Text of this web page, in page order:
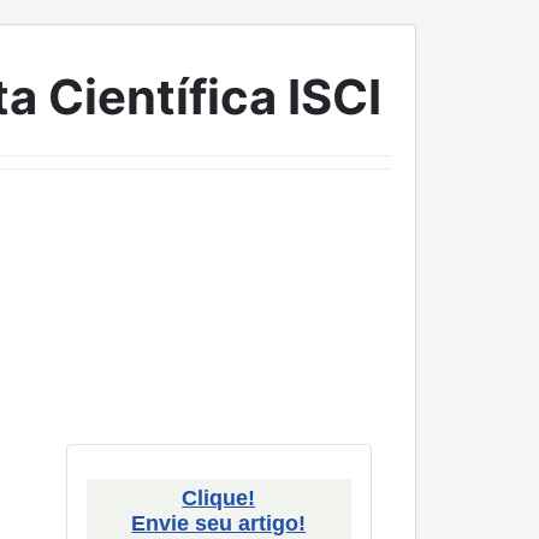
Científica ISCI
Clique!
Envie seu artigo!